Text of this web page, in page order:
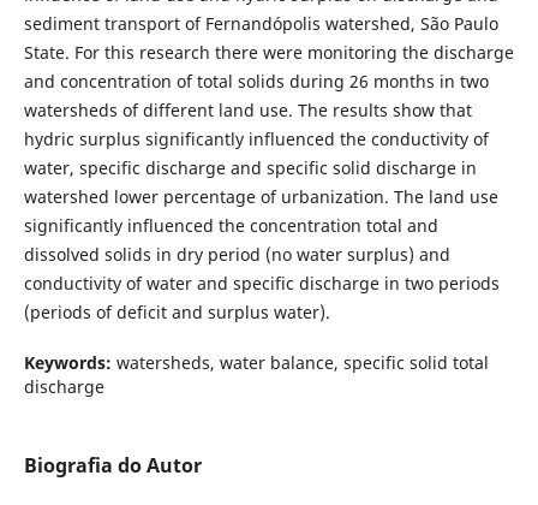
sediment transport of Fernandópolis watershed, São Paulo
State. For this research there were monitoring the discharge
and concentration of total solids during 26 months in two
watersheds of different land use. The results show that
hydric surplus significantly influenced the conductivity of
water, specific discharge and specific solid discharge in
watershed lower percentage of urbanization. The land use
significantly influenced the concentration total and
dissolved solids in dry period (no water surplus) and
conductivity of water and specific discharge in two periods
(periods of deficit and surplus water).
Keywords: watersheds, water balance, specific solid total
discharge
Biografia do Autor